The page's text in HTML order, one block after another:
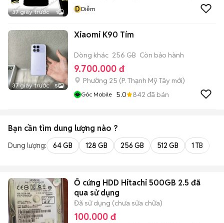
37 giây trước 1
DDiễm
37 giây trước 5
Xiaomi K90 Tím
Dòng khác 256 GB Còn bảo hành
9.700.000 đ
Phường 25 (P. Thạnh Mỹ Tây mới)
Góc Mobile 5.0 842 đã bán
Bạn cần tìm dung lượng nào ?
Dung lượng: 64 GB 128 GB 256 GB 512 GB 1 TB
Ổ cứng HDD Hitachi 500GB 2.5 đã
qua sử dụng
Đã sử dụng (chưa sửa chữa)
100.000 đ